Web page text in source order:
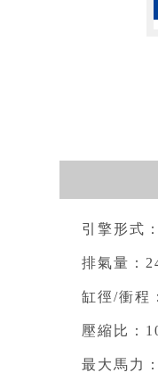
引擎形式
排氣量：
缸徑/衝程
壓縮比：
最大馬力